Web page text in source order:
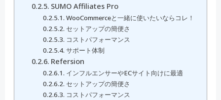
SUMO Affiliates Pro
WooCommerceと一緒に使いたいならコレ！
セットアップの簡便さ
コストパフォーマンス
サポート体制
Refersion
インフルエンサーやECサイト向けに最適
セットアップの簡便さ
コストパフォーマンス